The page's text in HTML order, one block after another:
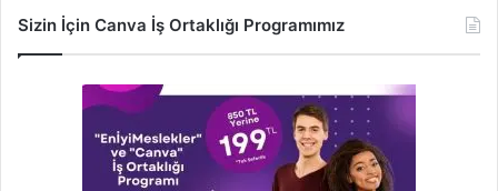
Sizin İçin Canva İş Ortaklığı Programımız